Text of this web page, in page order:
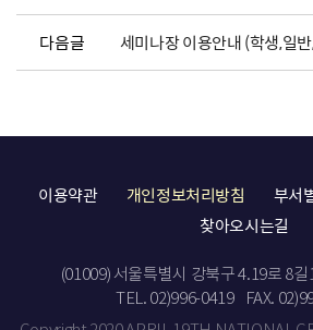
다음글 세미나장 이용안내 (학생,일
이용약관 개인정보처리방침 부서
찾아오시는길
(01009) 서울특별시 강북구 4.19로 8
TEL. 02)996-0419
FAX.